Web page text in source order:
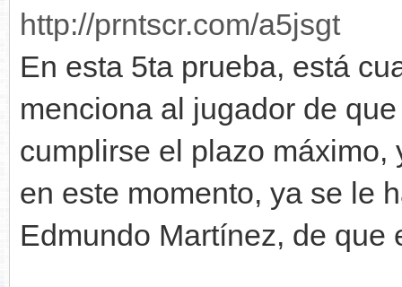
http://prntscr.com/a5jsgt
En esta 5ta prueba, está
menciona al jugador de
cumplirse el plazo
en este momento, ya se le
Edmundo Martínez, de que